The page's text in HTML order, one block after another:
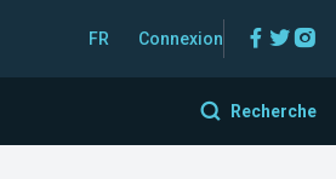
FR Connexion
Recherche